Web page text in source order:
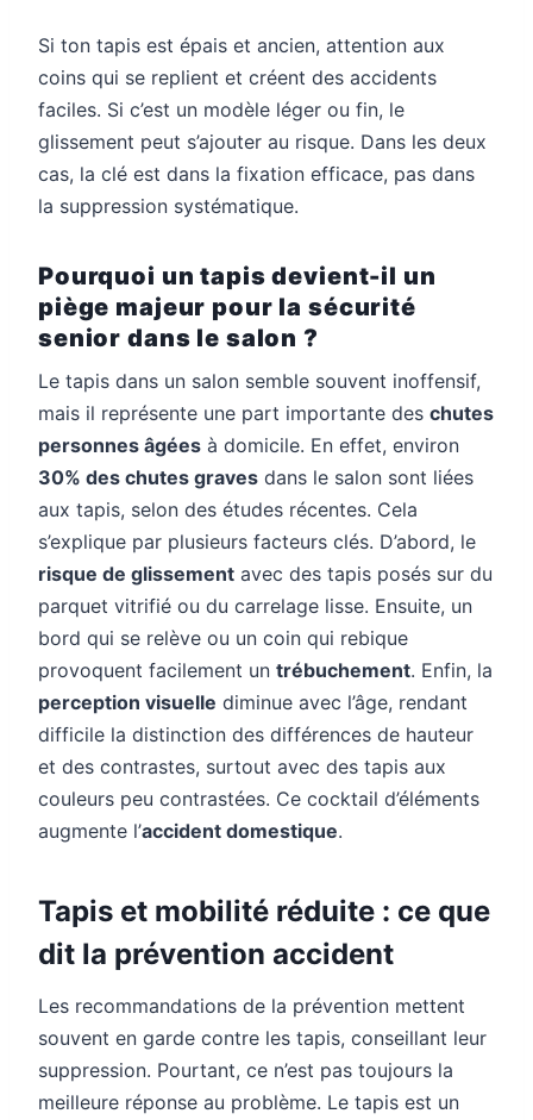
Si ton tapis est épais et ancien, attention aux
coins qui se replient et créent des accidents
faciles. Si c’est un modèle léger ou fin, le
glissement peut s’ajouter au risque. Dans les deux
cas, la clé est dans la fixation efficace, pas dans
la suppression systématique.
Pourquoi un tapis devient-il un
piège majeur pour la sécurité
senior dans le salon ?
Le tapis dans un salon semble souvent inoffensif,
mais il représente une part importante des chutes
personnes âgées à domicile. En effet, environ
30% des chutes graves dans le salon sont liées
aux tapis, selon des études récentes. Cela
s’explique par plusieurs facteurs clés. D’abord, le
risque de glissement avec des tapis posés sur du
parquet vitrifié ou du carrelage lisse. Ensuite, un
bord qui se relève ou un coin qui rebique
provoquent facilement un trébuchement. Enfin, la
perception visuelle diminue avec l’âge, rendant
difficile la distinction des différences de hauteur
et des contrastes, surtout avec des tapis aux
couleurs peu contrastées. Ce cocktail d’éléments
augmente l’accident domestique.
Tapis et mobilité réduite : ce que
dit la prévention accident
Les recommandations de la prévention mettent
souvent en garde contre les tapis, conseillant leur
suppression. Pourtant, ce n’est pas toujours la
meilleure réponse au problème. Le tapis est un